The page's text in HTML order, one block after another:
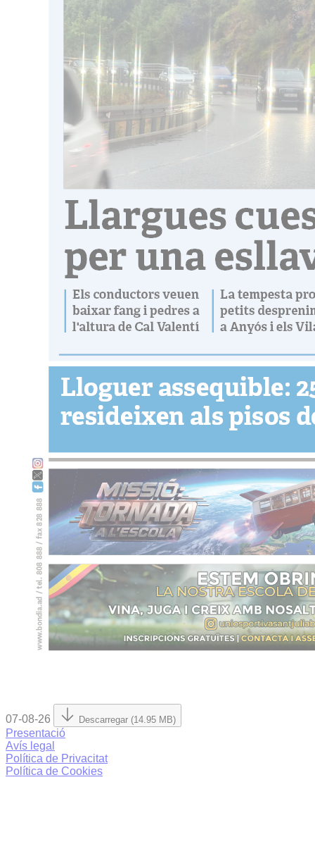
07-08-26 Descarregar (14.95 MB)
Presentació
Avís legal
Política de Privacitat
Política de Cookies